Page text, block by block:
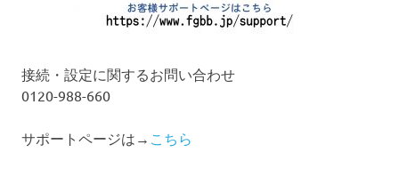
接続・設定に関するお問い合わせ
0120-988-660
サポートページは→ こちら